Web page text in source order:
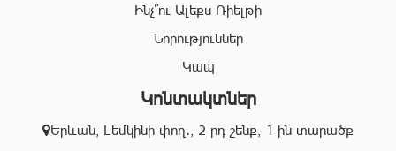
գործարքներ՝ ապահովելով գործարքի գաղտնիությունը, և
զերծ մնալ գործարքի ընթացքում բարձր ռիսկերից՝
«Ալեքս-Ռ» ընկերության իրավաբանական բաժնի
աշխատակիցները կապահովեն Ձեր գործարքների
օրինականությունը, փաստաթղթերի ճշտությունը և
Ինչ՞ու Ալեքս Ռիելթի
Նորություններ
Կապ
Կոնտակտներ
Երևան, Լեմկինի փող․, 2-րդ շենք, 1-ին տարածք